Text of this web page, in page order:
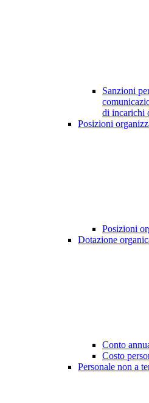
Sanzioni
di incarichi
Posizioni
Posizioni
Dotazione
Conto
Costo
Personale non a